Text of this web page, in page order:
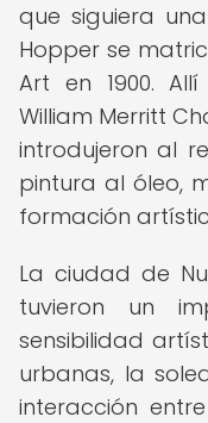
que siguiera
Hopper se
Art en 1900.
William Merritt
introdujeron al
pintura al óleo,
formación
La ciudad de
tuvieron un
sensibilidad
urbanas, la
interacción